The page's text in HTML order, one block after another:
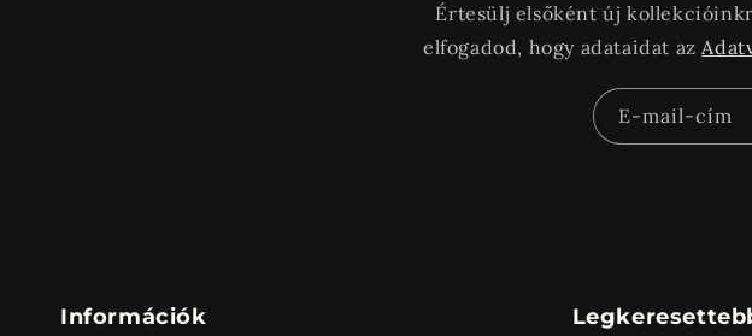
Értesülj elsőként új
elfogadod, hogy adataidat az
E-mail-cím
Információk